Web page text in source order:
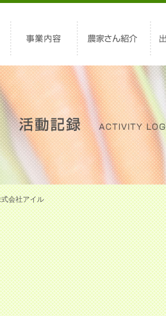
会社アイル